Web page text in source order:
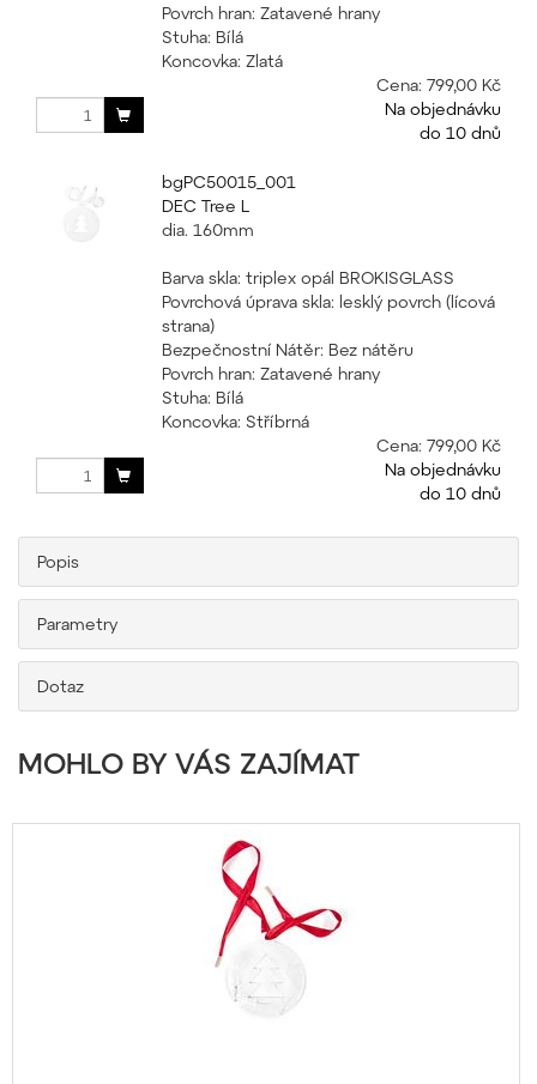
Povrch hran: Zatavené hrany
Stuha: Bílá
Koncovka: Zlatá
Cena: 799,00 Kč
Na objednávku
do 10 dnů
bgPC50015_001
DEC Tree L
dia. 160mm
Barva skla: triplex opál BROKISGLASS
Povrchová úprava skla: lesklý povrch (lícová
strana)
Bezpečnostní Nátěr: Bez nátěru
Povrch hran: Zatavené hrany
Stuha: Bílá
Koncovka: Stříbrná
Cena: 799,00 Kč
Na objednávku
do 10 dnů
Popis
Parametry
Dotaz
MOHLO BY VÁS ZAJÍMAT